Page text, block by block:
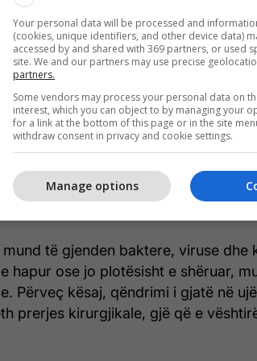
mjekët theksojnë se nuk
vetëm “me sy”. Zhytja e
ta zbusë indin, ta ngadalësojë
pishinë – freskim apo rrezik i
se uji me klor është plotësisht i
numrin e mikroorganizmave, asnjë
mund të gjenden baktere, viruse dhe
hapur ose jo plotësisht e shëruar,
Përveç kësaj, qëndrimi i gjatë në
prerjes kirurgjikale, gjë që e
Your personal data will be processed and
(cookies, unique identifiers, and other device data)
accessed by and shared with 369 partners, or used
site. We and our partners may use precise
partners.
Some vendors may process your personal data on
interest, which you can object to by managing your
for a link at the bottom of this page or in the site
withdraw consent in privacy and cookie settings.
Manage options